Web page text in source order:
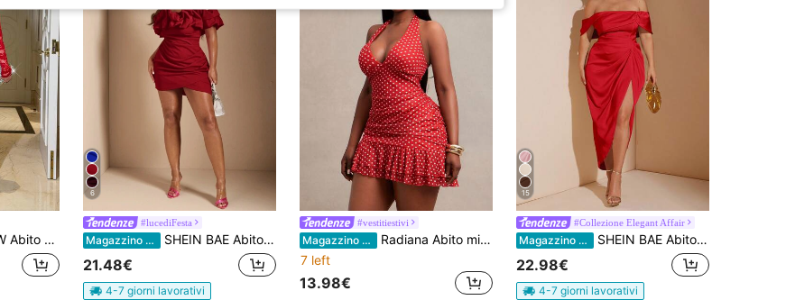
vacanze, uscite urbane, festival musicali, matrimoni romantici e occasioni appropriate: stile fashion chic e maturo, sexy, minimalista, per donne formose.
6
#lucediFesta
Magazzino EU SHEIN BAE Abito lungo elegante da donna con collo a palloncino, una spalla, vita incavata, stile sirena, colore rosso rosa, adatto per feste e compleanni
21.48€
4-7 giorni lavorativi
#vestitiestivi
Magazzino EU
Radiana Abito mini elegante e sexy da donna taglie forti, in stile vintage, a pois rossi in rete, abito aderente, abito rosso, abito con balze romantiche, abito sexy senza schienale, abito scollo a V, abito da appuntamento, abito da vacanza, abito da festival di musica country, adatto per sera, appuntamento, raduno, cocktail festa, ballo, festa serale, banchetto, concerto, compleanno, matrimonio, festa, club, nightclub, tè pomeridiano, resort di isola, occasione formale, tessuto in maglia ad alta elasticità, aderente per valorizzare le curve
7 left
13.98€
15
#Collezione Elegant Affair
Magazzino EU SHEIN BAE Abito elegante a media lunghezza con drappeggio, adatto per matrimoni, damigelle, cocktail e occasioni formali, taglie comode
22.98€
4-7 giorni lavorativi